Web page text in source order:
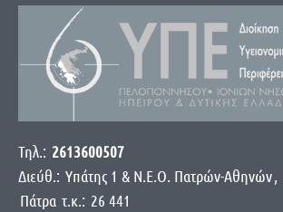
Τηλ.: 2613600507
Διεύθ.: Yπάτης 1 & Ν.Ε.Ο. Πατρών-Αθηνών,
Πάτρα τ.κ.: 26 441